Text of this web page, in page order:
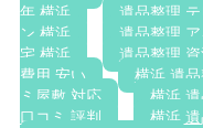
年 横浜
遺品整理
ン 横浜
遺品整理
宅 横浜
遺品整理
費用 安い
横浜 遺
ミ屋敷 対応
横浜
口コミ 評判
横浜